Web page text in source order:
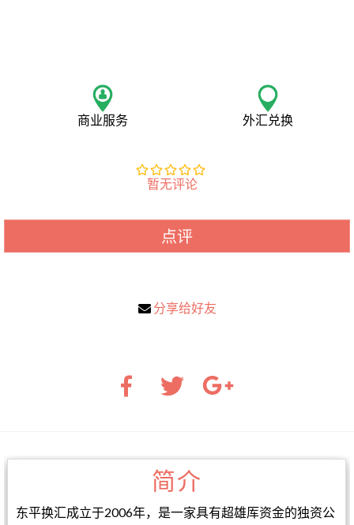
商业服务 外汇兑换
暂无评论
点评
分享给好友
简介
东平换汇成立于2006年，是一家具有超雄厍资金的独资公